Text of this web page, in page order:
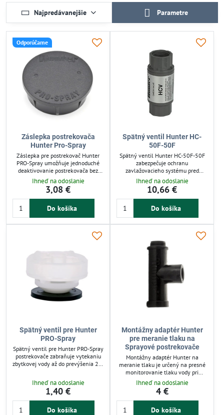
Najpredávanejšie Parametre
Odporúčame
Záslepka postrekovača
Hunter Pro-Spray
Záslepka pre postrekovač Hunter
PRO-Spray umožňuje jednoduché
deaktivovanie postrekovača bez
demontáže zo zeme. Stačí ju
nainštalovať na miesto výsuvnej
časti a zabrániť tak vysunutiu
výsuvníka. Praktické riešenie pre
prispôsobenie zavlažovania a
na trávniku.
Ihneď na odoslanie
3,08 €
Do košíka
Spätný ventil Hunter HC-
50F-50F
Spätný ventil Hunter HC-50F-50F
zabezpečuje ochranu
zavlažovacieho systému pred
spätným tokom vody. Umožňuje
kompenzáciu prevýšenia až do 11
m, čo garantuje rovnomerný tlak na
kopcovitých plochách. S vnútorným
závitom 1/2“ je kompatibilný s
záhradkárov a technikov
hľadajúcich spoľahlivé riešenie pre
Ihneď na odoslanie
10,66 €
Do košíka
Spätný ventil pre Hunter
PRO-Spray
Spätný ventil pre Hunter PRO-Spray
postrekovače zabraňuje vytekaniu
zbytkovej vody až do prevýšenia 2,1
Ideálny je pre svahovité terény a
zabezpečuje efektívnejšie využitie
vody. Montáž je jednoduchá bez
nutnosti vyťahovať postrekovače zo
Ihneď na odoslanie
1,40 €
Do košíka
Montážny adaptér Hunter
pre meranie tlaku na
Sprayové postrekovače
Montážny adaptér Hunter na
meranie tlaku je určený na presné
monitorovanie tlaku vody pri
sprayových postrekovačoch s
vonkajším závitom. Umožňuje
jednoduché pripojenie tlakomeru
medzi trysku a výsuvník. Pomáha
zistiť správny tlak pre rovnomerné
Ihneď na odoslanie
4 €
Do košíka